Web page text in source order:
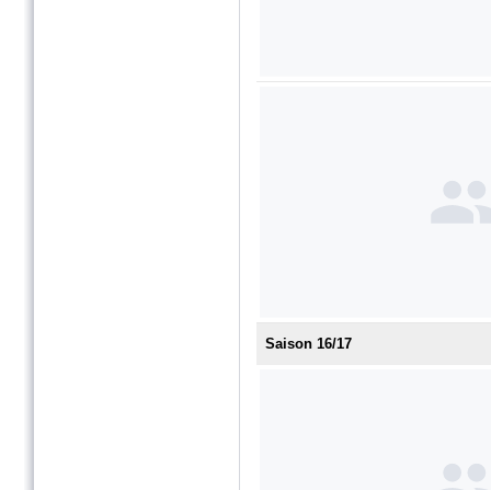
Saison 16/17